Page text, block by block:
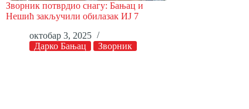
Зворник потврдио снагу: Бањац и
Нешић закључили обилазак ИЈ 7
октобар 3, 2025
Дарко Бањац
Зворник